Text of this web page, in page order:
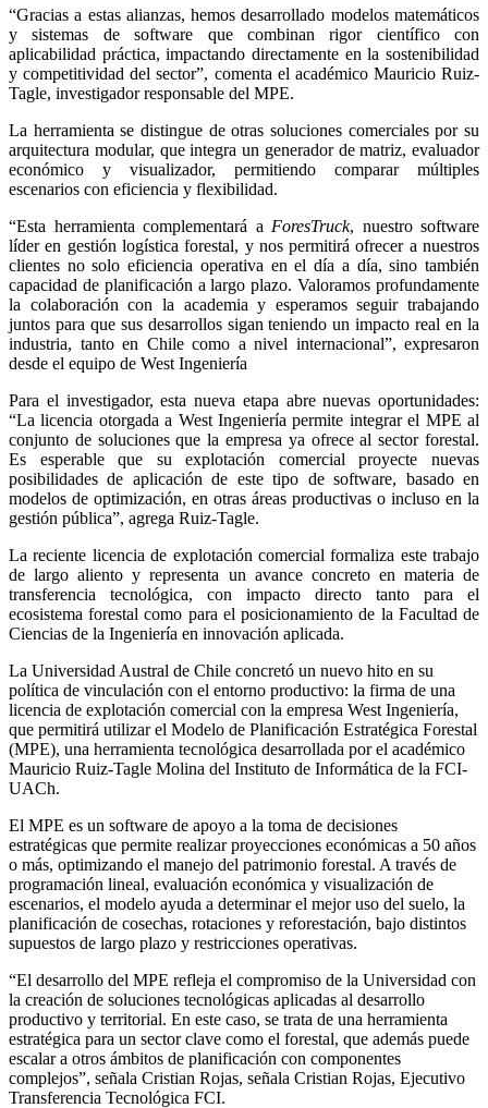
“Gracias a estas alianzas, hemos desarrollado modelos matemáticos
y sistemas de software que combinan rigor científico con
aplicabilidad práctica, impactando directamente en la sostenibilidad
y competitividad del sector”, comenta el académico Mauricio Ruiz-
Tagle, investigador responsable del MPE.
La herramienta se distingue de otras soluciones comerciales por su
arquitectura modular, que integra un generador de matriz, evaluador
económico y visualizador, permitiendo comparar múltiples
escenarios con eficiencia y flexibilidad.
“Esta herramienta complementará a ForesTruck, nuestro software
líder en gestión logística forestal, y nos permitirá ofrecer a nuestros
clientes no solo eficiencia operativa en el día a día, sino también
capacidad de planificación a largo plazo. Valoramos profundamente
la colaboración con la academia y esperamos seguir trabajando
juntos para que sus desarrollos sigan teniendo un impacto real en la
industria, tanto en Chile como a nivel internacional”, expresaron
desde el equipo de West Ingeniería
Para el investigador, esta nueva etapa abre nuevas oportunidades:
“La licencia otorgada a West Ingeniería permite integrar el MPE al
conjunto de soluciones que la empresa ya ofrece al sector forestal.
Es esperable que su explotación comercial proyecte nuevas
posibilidades de aplicación de este tipo de software, basado en
modelos de optimización, en otras áreas productivas o incluso en la
gestión pública”, agrega Ruiz-Tagle.
La reciente licencia de explotación comercial formaliza este trabajo
de largo aliento y representa un avance concreto en materia de
transferencia tecnológica, con impacto directo tanto para el
ecosistema forestal como para el posicionamiento de la Facultad de
Ciencias de la Ingeniería en innovación aplicada.
La Universidad Austral de Chile concretó un nuevo hito en su
política de vinculación con el entorno productivo: la firma de una
licencia de explotación comercial con la empresa West Ingeniería,
que permitirá utilizar el Modelo de Planificación Estratégica Forestal
(MPE), una herramienta tecnológica desarrollada por el académico
Mauricio Ruiz-Tagle Molina del Instituto de Informática de la FCI-
UACh.
El MPE es un software de apoyo a la toma de decisiones
estratégicas que permite realizar proyecciones económicas a 50 años
o más, optimizando el manejo del patrimonio forestal. A través de
programación lineal, evaluación económica y visualización de
escenarios, el modelo ayuda a determinar el mejor uso del suelo, la
planificación de cosechas, rotaciones y reforestación, bajo distintos
supuestos de largo plazo y restricciones operativas.
“El desarrollo del MPE refleja el compromiso de la Universidad con
la creación de soluciones tecnológicas aplicadas al desarrollo
productivo y territorial. En este caso, se trata de una herramienta
estratégica para un sector clave como el forestal, que además puede
escalar a otros ámbitos de planificación con componentes
complejos”, señala Cristian Rojas, señala Cristian Rojas, Ejecutivo
Transferencia Tecnológica FCI.